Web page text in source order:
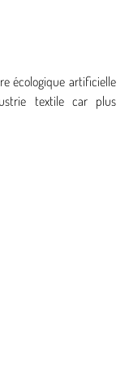
écologique artificielle
textile car plus